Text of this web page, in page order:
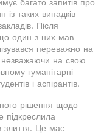
багато запитів про
із таких випадків
Після
що один з них мав
переважно на
незважаючи на свою
гуманітарні
і аспірантів.
рішення щодо
підкреслила
злиття. Це має